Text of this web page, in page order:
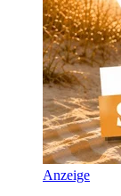
Anzeige